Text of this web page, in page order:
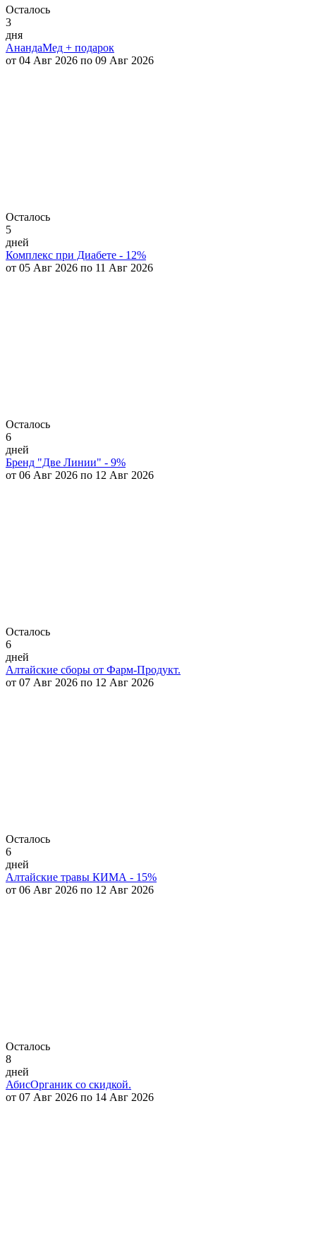
Осталось
3
дня
АнандаМед + подарок
от 04 Авг 2026 по 09 Авг 2026
Осталось
5
дней
Комплекс при Диабете - 12%
от 05 Авг 2026 по 11 Авг 2026
Осталось
6
дней
Бренд "Две Линии" - 9%
от 06 Авг 2026 по 12 Авг 2026
Осталось
6
дней
Алтайские сборы от Фарм-Продукт.
от 07 Авг 2026 по 12 Авг 2026
Осталось
6
дней
Алтайские травы КИМА - 15%
от 06 Авг 2026 по 12 Авг 2026
Осталось
8
дней
АбисОрганик со скидкой.
от 07 Авг 2026 по 14 Авг 2026